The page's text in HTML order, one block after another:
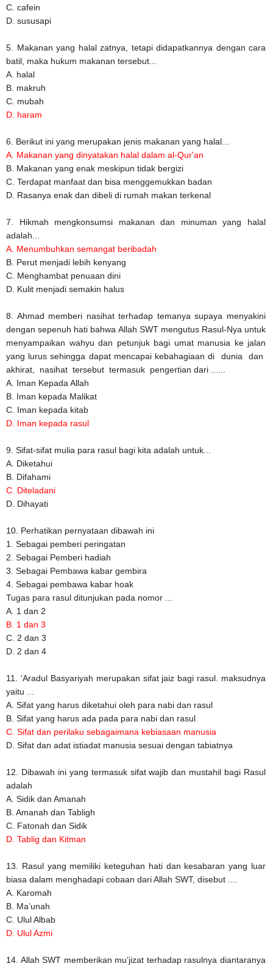
C. cafein
D. sususapi
5. Makanan yang halal zatnya, tetapi didapatkannya dengan cara
batil, maka hukum makanan tersebut...
A. halal
B. makruh
C. mubah
D. haram
6. Berikut ini yang merupakan jenis makanan yang halal...
A. Makanan yang dinyatakan halal dalam al-Qur'an
B. Makanan yang enak meskipun tidak bergizi
C. Terdapat manfaat dan bisa menggemukkan badan
D. Rasanya enak dan dibeli di rumah makan terkenal
7. Hikmah mengkonsumsi makanan dan minuman yang halal
adalah...
A. Menumbuhkan semangat beribadah
B. Perut menjadi lebih kenyang
C. Menghambat penuaan dini
D. Kulit menjadi semakin halus
8. Ahmad memberi nasihat terhadap temanya supaya menyakini
dengan sepenuh hati bahwa Allah SWT mengutus Rasul-Nya untuk
menyampaikan wahyu dan petunjuk bagi umat manusia ke jalan
yang lurus sehingga dapat mencapai kebahagiaan di dunia dan
akhirat, nasihat tersebut termasuk pengertian dari ......
A. Iman Kepada Allah
B. Iman kepada Malikat
C. Iman kepada kitab
D. Iman kepada rasul
9. Sifat-sifat mulia para rasul bagi kita adalah untuk...
A. Diketahui
B. Difahami
C. Diteladani
D. Dihayati
10. Perhatikan pernyataan dibawah ini
1. Sebagai pemberi peringatan
2. Sebagai Pemberi hadiah
3. Sebagai Pembawa kabar gembira
4. Sebagai pembawa kabar hoak
Tugas para rasul ditunjukan pada nomor ...
A. 1 dan 2
B. 1 dan 3
C. 2 dan 3
D. 2 dan 4
11. ‘Aradul Basyariyah merupakan sifat jaiz bagi rasul. maksudnya
yaitu ...
A. Sifat yang harus diketahui oleh para nabi dan rasul
B. Sifat yang harus ada pada para nabi dan rasul
C. Sifat dan perilaku sebagaimana kebiasaan manusia
D. Sifat dan adat istiadat manusia sesuai dengan tabiatnya
12. Dibawah ini yang termasuk sifat wajib dan mustahil bagi Rasul
adalah
A. Sidik dan Amanah
B. Amanah dan Tabligh
C. Fatonah dan Sidik
D. Tablig dan Kitman
13. Rasul yang memiliki keteguhan hati dan kesabaran yang luar
biasa dalam menghadapi cobaan dari Allah SWT, disebut ....
A. Karomah
B. Ma’unah
C. Ulul Albab
D. Ulul Azmi
14. Allah SWT memberikan mu’jizat terhadap rasulnya diantaranya